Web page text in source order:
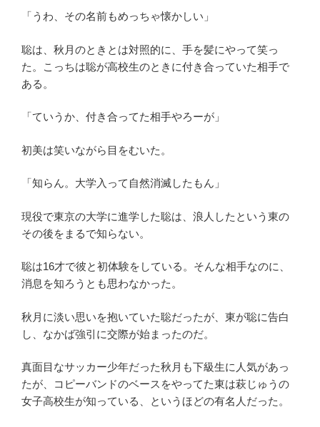
「うわ、その名前もめっちゃ懐かしい」
聡は、秋月のときとは対照的に、手を髪にやって笑っ
た。こっちは聡が高校生のときに付き合っていた相手で
ある。
「ていうか、付き合ってた相手やろーが」
初美は笑いながら目をむいた。
「知らん。大学入って自然消滅したもん」
現役で東京の大学に進学した聡は、浪人したという東の
その後をまるで知らない。
聡は16才で彼と初体験をしている。そんな相手なのに、
消息を知ろうとも思わなかった。
秋月に淡い思いを抱いていた聡だったが、東が聡に告白
し、なかば強引に交際が始まったのだ。
真面目なサッカー少年だった秋月も下級生に人気があっ
たが、コピーバンドのベースをやってた東は萩じゅうの
女子高校生が知っている、というほどの有名人だった。